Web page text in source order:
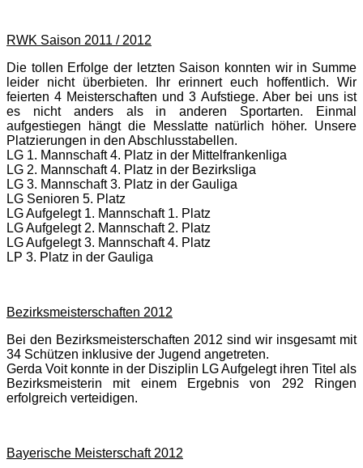
RWK Saison 2011 / 2012
Die tollen Erfolge der letzten Saison konnten wir in Summe
leider nicht überbieten. Ihr erinnert euch hoffentlich. Wir
feierten 4 Meisterschaften und 3 Aufstiege. Aber bei uns ist
es nicht anders als in anderen Sportarten. Einmal
aufgestiegen hängt die Messlatte natürlich höher. Unsere
Platzierungen in den Abschlusstabellen.
LG 1. Mannschaft 4. Platz in der Mittelfrankenliga
LG 2. Mannschaft 4. Platz in der Bezirksliga
LG 3. Mannschaft 3. Platz in der Gauliga
LG Senioren 5. Platz
LG Aufgelegt 1. Mannschaft 1. Platz
LG Aufgelegt 2. Mannschaft 2. Platz
LG Aufgelegt 3. Mannschaft 4. Platz
LP 3. Platz in der Gauliga
Bezirksmeisterschaften 2012
Bei den Bezirksmeisterschaften 2012 sind wir insgesamt mit
34 Schützen inklusive der Jugend angetreten.
Gerda Voit konnte in der Disziplin LG Aufgelegt ihren Titel als
Bezirksmeisterin mit einem Ergebnis von 292 Ringen
erfolgreich verteidigen.
Bayerische Meisterschaft 2012